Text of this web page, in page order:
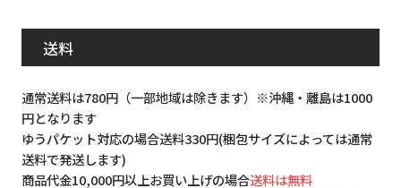
送料
通常送料は780円（一部地域は除きます）※沖縄・離島は1000
円となります
ゆうパケット対応の場合送料330円(梱包サイズによっては通常
送料で発送します)
商品代金10,000円以上お買い上げの場合送料は無料